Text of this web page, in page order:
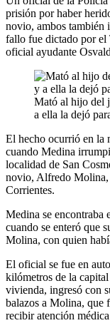
prisión por haber
novio, ambos también
fallo fue dictado por el
oficial ayudante
Mató al hijo del
a ella la dejó
El hecho ocurrió en la
cuando Medina
localidad de San
novio, Alfredo Molina,
Corrientes.
Medina se encontraba
cuando se enteró que
Molina, con quien
El oficial se fue en
kilómetros de la
vivienda, ingresó con
balazos a Molina, que
recibir atención